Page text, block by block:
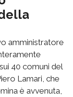
amministratore
40 comuni del
Lamari, che
è avvenuta,